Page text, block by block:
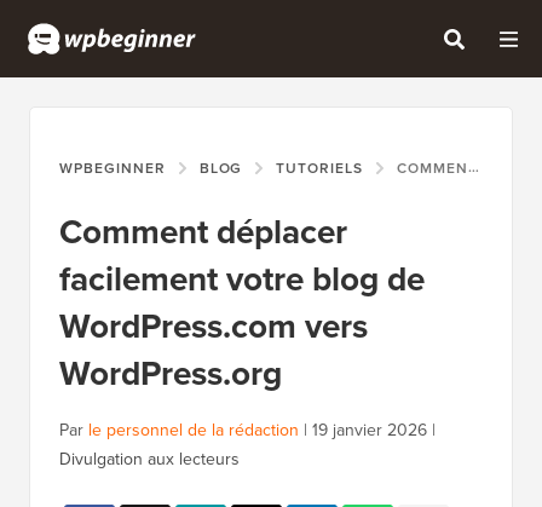
WPBEGINNER BLOG TUTORIELS COMMENT DÉPLACER FACILEMENT VOTRE BLOG DE WORDPRESS.COM VERS WORDPRESS.ORG
Comment déplacer
facilement votre blog de
WordPress.com vers
WordPress.org
Par le personnel de la rédaction | 19 janvier 2026 |
Divulgation aux lecteurs